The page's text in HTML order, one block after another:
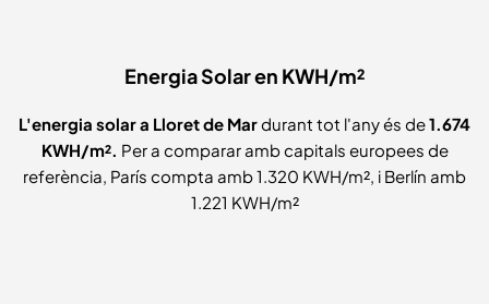
Energia Solar en KWH/m²
L'energia solar a Lloret de Mardurant tot l'any és de1.674
KWH/m². Per a comparar amb capitals europees de
referència, París compta amb 1.320 KWH/m², i Berlín amb
1.221 KWH/m²